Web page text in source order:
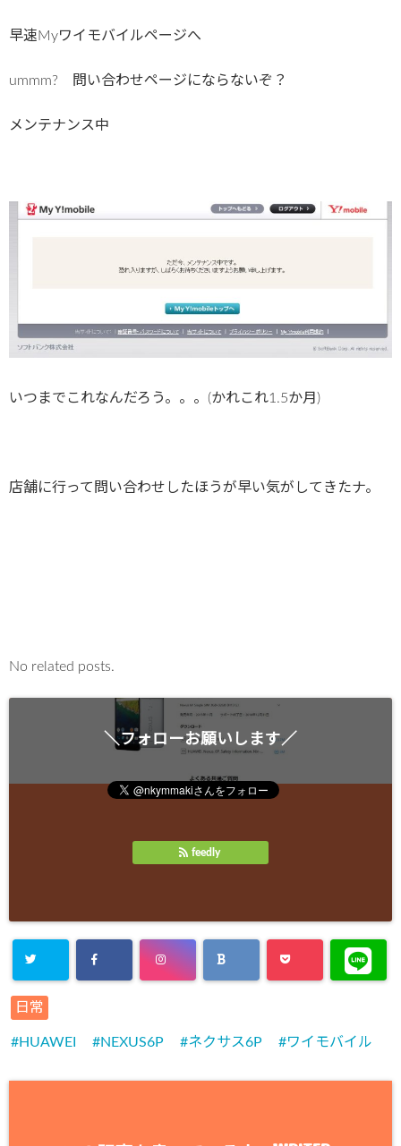
早速Myワイモバイルページへ
ummm? 問い合わせページにならないぞ？
メンテナンス中
いつまでこれなんだろう。。。(かれこれ1.5か月)
店舗に行って問い合わせしたほうが早い気がしてきたナ。
No related posts.
＼フォローお願いします／
feedly
日常
HUAWEI NEXUS6P ネクサス6P ワイモバイル